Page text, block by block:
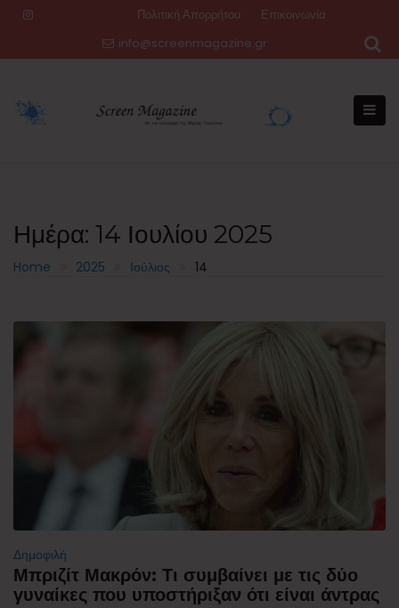
Πολιτική Απορρήτου
Επικοινωνία
info@screenmagazine.gr
Ημέρα: 14 Ιουλίου 2025
Home 2025 Ιούλιος 14
Δημοφιλή
Μπριζίτ Μακρόν: Τι συμβαίνει με τις δύο
γυναίκες που υποστήριξαν ότι είναι άντρας